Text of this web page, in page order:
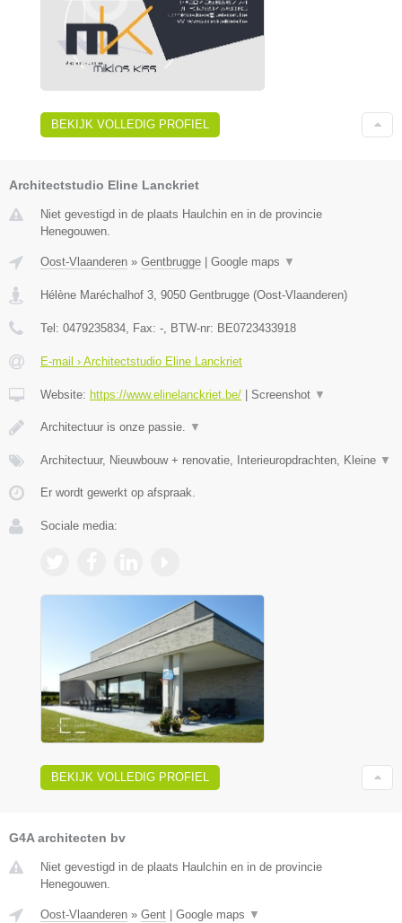
BEKIJK VOLLEDIG PROFIEL
Architectstudio Eline Lanckriet
Niet gevestigd in de plaats Haulchin en in de provincie
Henegouwen.
Oost-Vlaanderen » Gentbrugge Google maps ▼
Hélène Maréchalhof 3 9050 Gentbrugge (Oost-Vlaanderen)
Tel: 0479235834 , Fax: - , BTW-nr: BE0723433918
E-mail › Architectstudio Eline Lanckriet
Website: https://www.elinelanckriet.be/ Screenshot ▼
Architectuur is onze passie. ▼
Architectuur, Nieuwbouw + renovatie, Interieuropdrachten, Kleine ▼
Er wordt gewerkt op afspraak.
Sociale media:
BEKIJK VOLLEDIG PROFIEL
G4A architecten bv
Niet gevestigd in de plaats Haulchin en in de provincie
Henegouwen.
Oost-Vlaanderen » Gent Google maps ▼